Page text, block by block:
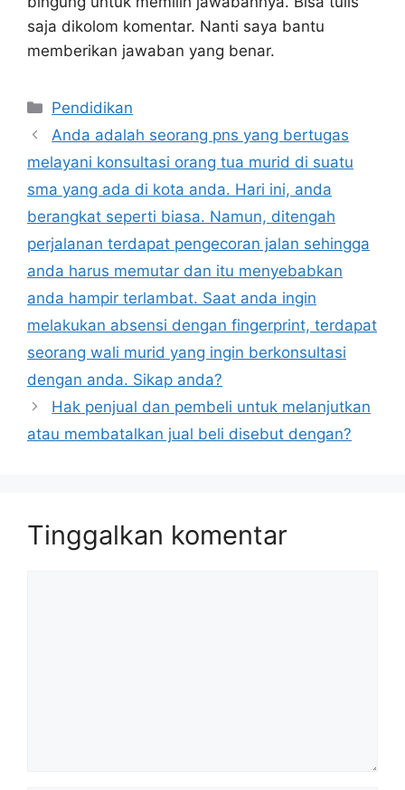
saja dikolom komentar. Nanti saya bantu
memberikan jawaban yang benar.
Kategori
Pendidikan
Anda adalah seorang pns yang bertugas
melayani konsultasi orang tua murid di suatu
sma yang ada di kota anda. Hari ini, anda
berangkat seperti biasa. Namun, ditengah
perjalanan terdapat pengecoran jalan sehingga
anda harus memutar dan itu menyebabkan
anda hampir terlambat. Saat anda ingin
melakukan absensi dengan fingerprint, terdapat
seorang wali murid yang ingin berkonsultasi
dengan anda. Sikap anda?
Hak penjual dan pembeli untuk melanjutkan
atau membatalkan jual beli disebut dengan?
Tinggalkan komentar